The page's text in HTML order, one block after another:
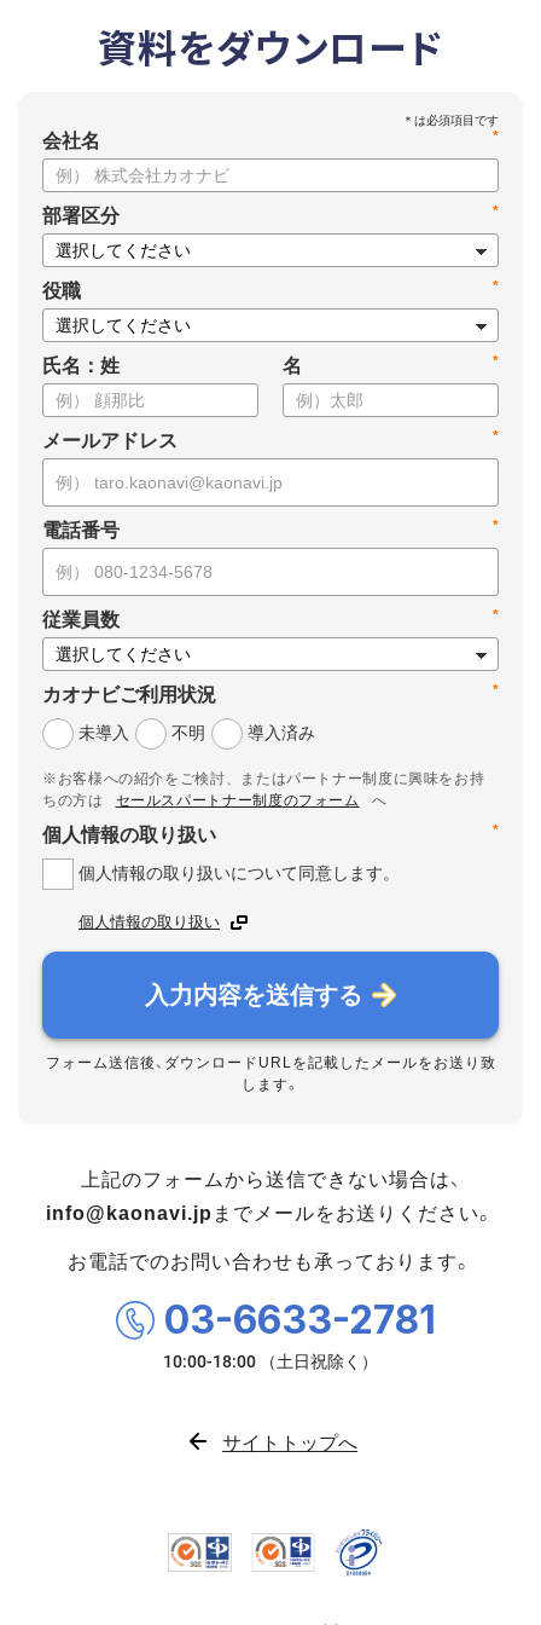
資料をダウンロード
*
会社名
*
部署区分
*
役職
氏名：姓 *
名
*
メールアドレス
*
電話番号
*
従業員数
*
カオナビご利用状況
未導入
不明 導入済み
※お客様への紹介をご検討、またはパートナー制度に興味をお持
ちの方は
セールスパートナー制度のフォーム
へ
*
個人情報の取り扱い
個人情報の取り扱いについて同意します。
個人情報の取り扱い
入力内容を送信する
フォーム送信後、ダウンロードURLを記載したメールをお送り致
します。
上記のフォームから送信できない場合は、
info@kaonavi.jp までメールをお送りください。
お電話でのお問い合わせも承っております。
03-6633-2781
サイトトップへ